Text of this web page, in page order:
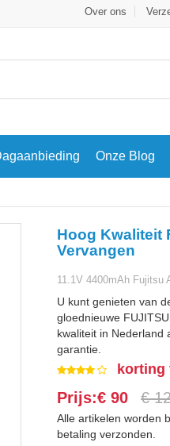
Over ons
Onze Blog
Hoog Kwaliteit
Vervangen
11.1V 4400mAh Fujitsu
U kunt genieten van
gloednieuwe
kwaliteit in Nederland
garantie.
korting
Prijs:€ 90 €
Alle artikelen worden
betaling verzonden.